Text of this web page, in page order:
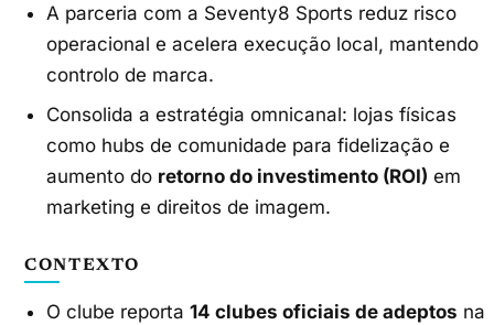
A parceria com a Seventy8 Sports reduz risco
operacional e acelera execução local, mantendo
controlo de marca.
Consolida a estratégia omnicanal: lojas físicas
como hubs de comunidade para fidelização e
aumento do retorno do investimento (ROI) em
marketing e direitos de imagem.
CONTEXTO
O clube reporta14 clubes oficiais de adeptos na